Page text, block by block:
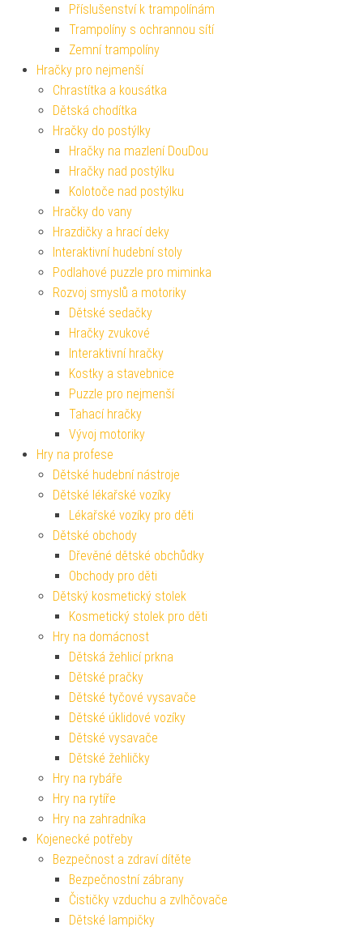
Příslušenství k trampolínám
Trampolíny s ochrannou sítí
Zemní trampolíny
Hračky pro nejmenší
Chrastítka a kousátka
Dětská chodítka
Hračky do postýlky
Hračky na mazlení DouDou
Hračky nad postýlku
Kolotoče nad postýlku
Hračky do vany
Hrazdičky a hrací deky
Interaktivní hudební stoly
Podlahové puzzle pro miminka
Rozvoj smyslů a motoriky
Dětské sedačky
Hračky zvukové
Interaktivní hračky
Kostky a stavebnice
Puzzle pro nejmenší
Tahací hračky
Vývoj motoriky
Hry na profese
Dětské hudební nástroje
Dětské lékařské vozíky
Lékařské vozíky pro děti
Dětské obchody
Dřevěné dětské obchůdky
Obchody pro děti
Dětský kosmetický stolek
Kosmetický stolek pro děti
Hry na domácnost
Dětská žehlicí prkna
Dětské pračky
Dětské tyčové vysavače
Dětské úklidové vozíky
Dětské vysavače
Dětské žehličky
Hry na rybáře
Hry na rytíře
Hry na zahradníka
Kojenecké potřeby
Bezpečnost a zdraví dítěte
Bezpečnostní zábrany
Čističky vzduchu a zvlhčovače
Dětské lampičky